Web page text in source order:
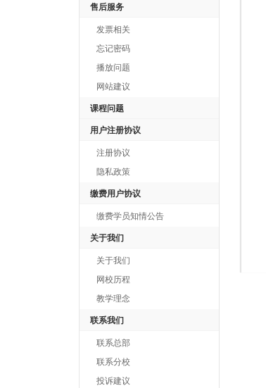
售后服务
发票相关
忘记密码
播放问题
网站建议
课程问题
用户注册协议
注册协议
隐私政策
缴费用户协议
缴费学员知情公告
关于我们
关于我们
网校历程
教学理念
联系我们
联系总部
联系分校
投诉建议